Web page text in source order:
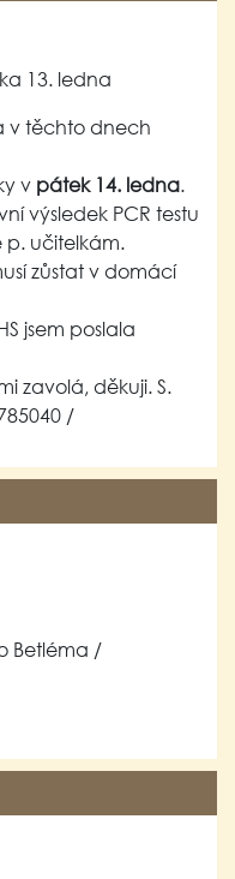
13. ledna
v těchto dnech
v pátek 14. ledna.
výsledek PCR testu
p. učitelkám.
zůstat v domácí
jsem poslala
zavolá, děkuji. S.
/
Betléma /